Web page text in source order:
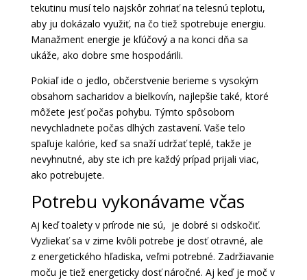
tekutinu musí telo najskôr zohriať na telesnú teplotu,
aby ju dokázalo využiť, na čo tiež spotrebuje energiu.
Manažment energie je kľúčový a na konci dňa sa
ukáže, ako dobre sme hospodárili.
Pokiaľ ide o jedlo, občerstvenie berieme s vysokým
obsahom sacharidov a bielkovín, najlepšie také, ktoré
môžete jesť počas pohybu. Týmto spôsobom
nevychladnete počas dlhých zastavení. Vaše telo
spaľuje kalórie, keď sa snaží udržať teplé, takže je
nevyhnutné, aby ste ich pre každý prípad prijali viac,
ako potrebujete.
Potrebu vykonávame včas
Aj keď toalety v prírode nie sú, je dobré si odskočiť.
Vyzliekať sa v zime kvôli potrebe je dosť otravné, ale
z energetického hľadiska, veľmi potrebné. Zadržiavanie
moču je tiež energeticky dosť náročné. Aj keď je moč v